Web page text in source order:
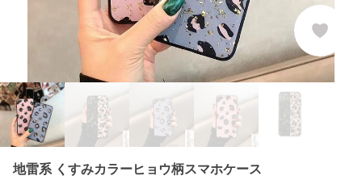
地雷系 くすみカラーヒョウ柄スマホケース